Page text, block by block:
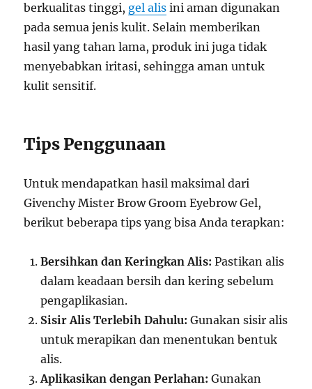
berkualitas tinggi, gel alis ini aman digunakan
pada semua jenis kulit. Selain memberikan
hasil yang tahan lama, produk ini juga tidak
menyebabkan iritasi, sehingga aman untuk
kulit sensitif.
Tips Penggunaan
Untuk mendapatkan hasil maksimal dari
Givenchy Mister Brow Groom Eyebrow Gel,
berikut beberapa tips yang bisa Anda terapkan:
Bersihkan dan Keringkan Alis: Pastikan alis
dalam keadaan bersih dan kering sebelum
pengaplikasian.
Sisir Alis Terlebih Dahulu: Gunakan sisir alis
untuk merapikan dan menentukan bentuk
alis.
Aplikasikan dengan Perlahan: Gunakan